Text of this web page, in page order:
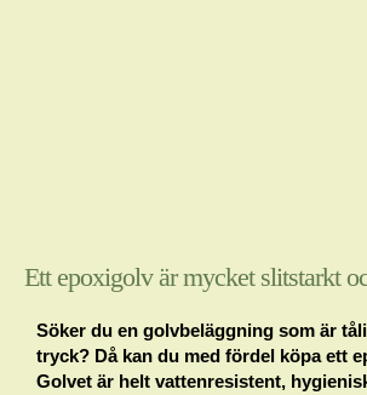
Ett epoxigolv är mycket slitstarkt
Söker du en golvbeläggning som är
tryck? Då kan du med fördel köpa ett
Golvet är helt vattenresistent,